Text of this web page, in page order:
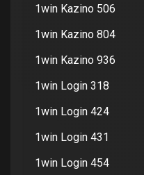
1win Kazino 506
1win Kazino 804
1win Kazino 936
1win Login 318
1win Login 424
1win Login 431
1win Login 454